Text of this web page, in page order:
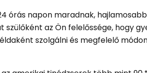
órás napon maradnak,
szülőként az Ön felelőssége, hogy
szolgálni és megfelelő